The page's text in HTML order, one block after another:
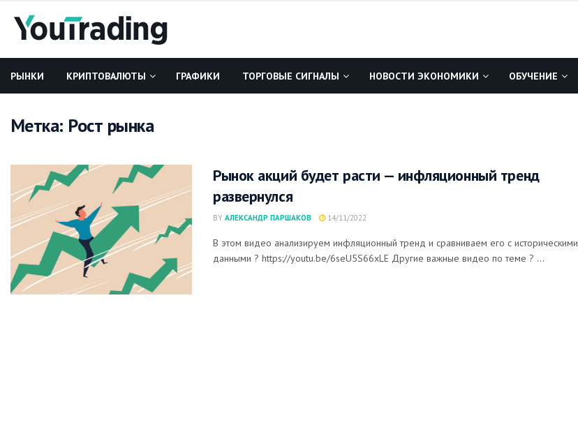
РЫНКИ КРИПТОВАЛЮТЫ ГРАФИКИ ТОРГОВЫЕ СИГНАЛЫ НОВОСТИ ЭКОНОМИКИ ОБУЧЕНИЕ
Метка: Рост рынка
Рынок акций будет расти — инфляционный тренд
развернулся
BY АЛЕКСАНДР ПАРШАКОВ 14/11/2022
В этом видео анализируем инфляционный тренд и сравниваем его с историческими
данными ? https://youtu.be/6seU5S66xLE Другие важные видео по теме ? ...